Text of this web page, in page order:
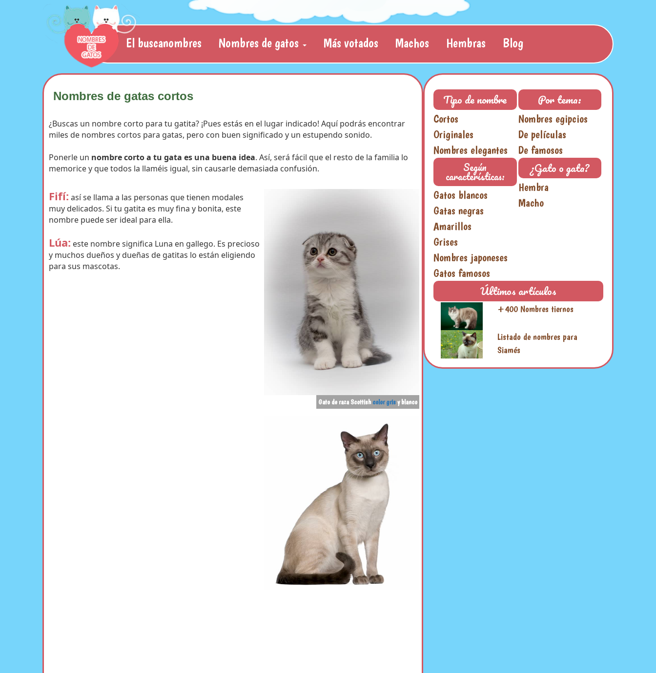
El buscanombres Nombres de gatos Más votados Machos Hembras Blog
Nombres de gatas cortos
¿Buscas un nombre corto para tu gatita? ¡Pues estás en el lugar indicado! Aquí podrás encontrar
miles de nombres cortos para gatas, pero con buen significado y un estupendo sonido.
Ponerle un nombre corto a tu gata es una buena idea. Así, será fácil que el resto de la familia lo
memorice y que todos la llaméis igual, sin causarle demasiada confusión.
Fifí: así se llama a las personas que tienen modales
muy delicados. Si tu gatita es muy fina y bonita, este
nombre puede ser ideal para ella.
Lúa: este nombre significa Luna en gallego. Es precioso
y muchos dueños y dueñas de gatitas lo están eligiendo
para sus mascotas.
Gato de raza Scottish color grisy blanco
Tipo de nombre
Cortos
Originales
Nombres elegantes
Por tema:
Nombres egipcios
De películas
De famosos
Según
características:
Gatos blancos
Gatas negras
Amarillos
Grises
Nombres japoneses
¿Gato o gata?
Hembra
Macho
Gatos famosos
Últimos artículos
+400 Nombres tiernos
Listado de nombres para
Siamés